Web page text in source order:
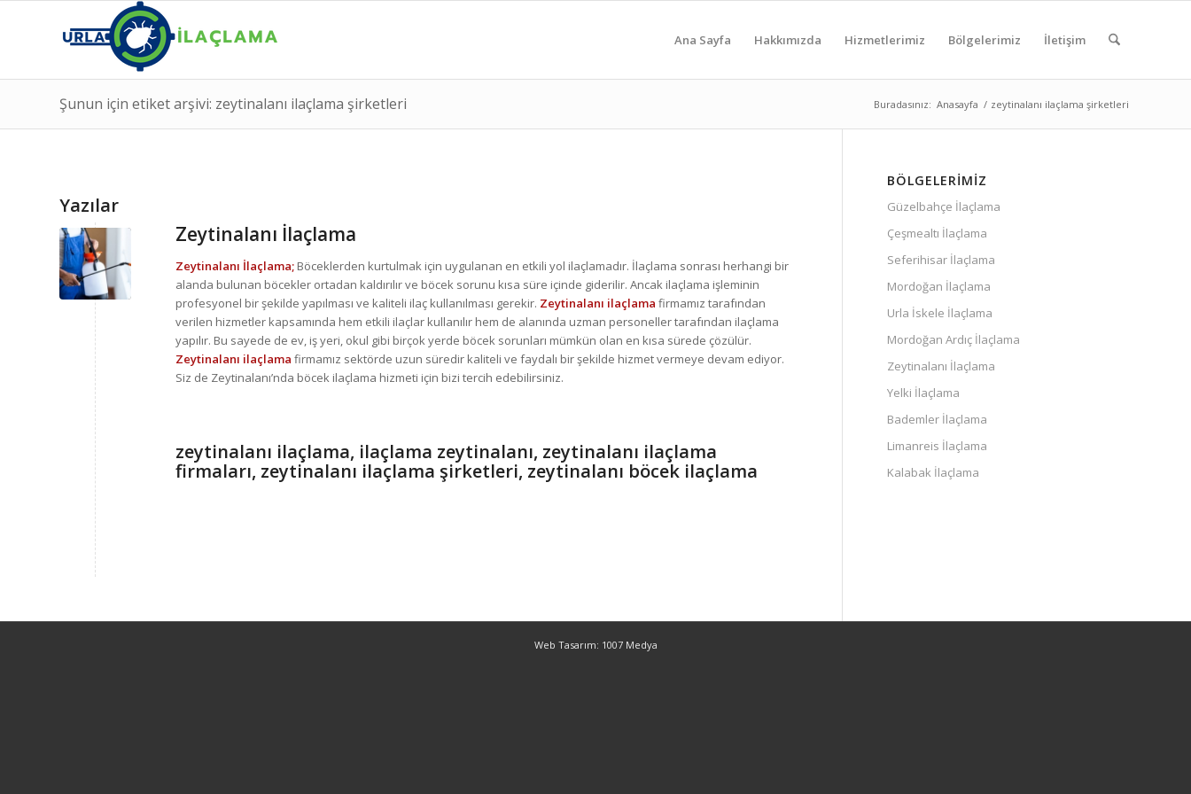
Ana Sayfa Hakkımızda Hizmetlerimiz Bölgelerimiz İletişim
Şunun için etiket arşivi: zeytinalanı ilaçlama şirketleri Buradasınız: Anasayfa / zeytinalanı ilaçlama şirketleri
Yazılar
Zeytinalanı İlaçlama
Zeytinalanı İlaçlama; Böceklerden kurtulmak için uygulanan en etkili yol ilaçlamadır. İlaçlama sonrası herhangi bir
alanda bulunan böcekler ortadan kaldırılır ve böcek sorunu kısa süre içinde giderilir. Ancak ilaçlama işleminin
profesyonel bir şekilde yapılması ve kaliteli ilaç kullanılması gerekir. Zeytinalanı ilaçlama firmamız tarafından
verilen hizmetler kapsamında hem etkili ilaçlar kullanılır hem de alanında uzman personeller tarafından ilaçlama
yapılır. Bu sayede de ev, iş yeri, okul gibi birçok yerde böcek sorunları mümkün olan en kısa sürede çözülür.
Zeytinalanı ilaçlama firmamız sektörde uzun süredir kaliteli ve faydalı bir şekilde hizmet vermeye devam ediyor.
Siz de Zeytinalanı’nda böcek ilaçlama hizmeti için bizi tercih edebilirsiniz.
zeytinalanı ilaçlama, ilaçlama zeytinalanı, zeytinalanı ilaçlama
firmaları, zeytinalanı ilaçlama şirketleri, zeytinalanı böcek ilaçlama
BÖLGELERIMIZ
Güzelbahçe İlaçlama
Çeşmealtı İlaçlama
Seferihisar İlaçlama
Mordoğan İlaçlama
Urla İskele İlaçlama
Mordoğan Ardıç İlaçlama
Zeytinalanı İlaçlama
Yelki İlaçlama
Bademler İlaçlama
Limanreis İlaçlama
Kalabak İlaçlama
Web Tasarım: 1007 Medya